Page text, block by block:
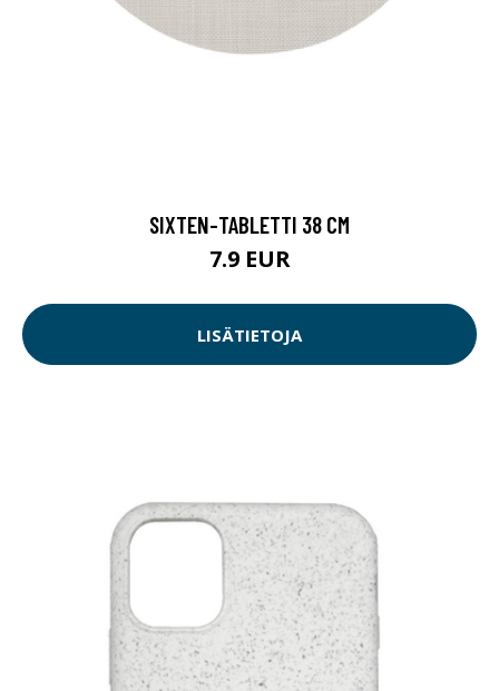
SIXTEN-TABLETTI 38 CM
7.9 EUR
LISÄTIETOJA